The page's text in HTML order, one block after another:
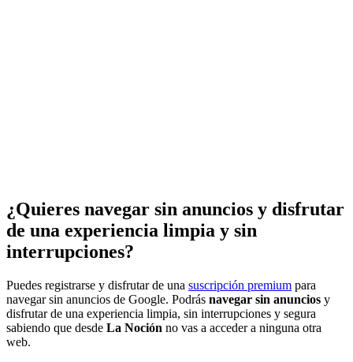
¿Quieres navegar sin anuncios y disfrutar
de una experiencia limpia y sin
interrupciones?
Puedes registrarse y disfrutar de una suscripción premium para
navegar sin anuncios de Google. Podrás navegar sin anuncios y
disfrutar de una experiencia limpia, sin interrupciones y segura
sabiendo que desde La Noción no vas a acceder a ninguna otra
web.